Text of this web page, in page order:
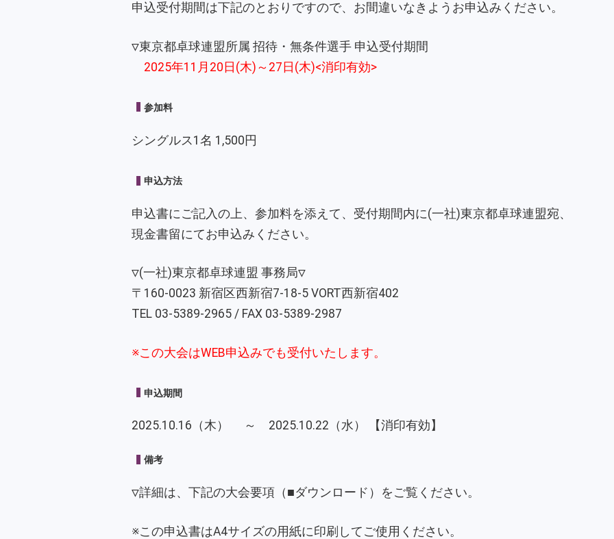
申込受付期間は下記のとおりですので、お間違いなきようお申込みください。
▽東京都卓球連盟所属 招待・無条件選手 申込受付期間
2025年11月20日(木)～27日(木)<消印有効>
参加料
シングルス1名 1,500円
申込方法
申込書にご記入の上、参加料を添えて、受付期間内に(一社)東京都卓球連盟宛、
現金書留にてお申込みください。
▽(一社)東京都卓球連盟 事務局▽
〒160-0023 新宿区西新宿7-18-5 VORT西新宿402
TEL 03-5389-2965 / FAX 03-5389-2987
※この大会はWEB申込みでも受付いたします。
申込期間
2025.10.16（木） ～ 2025.10.22（水） 【消印有効】
備考
▽詳細は、下記の大会要項（■ダウンロード）をご覧ください。
※この申込書はA4サイズの用紙に印刷してご使用ください。